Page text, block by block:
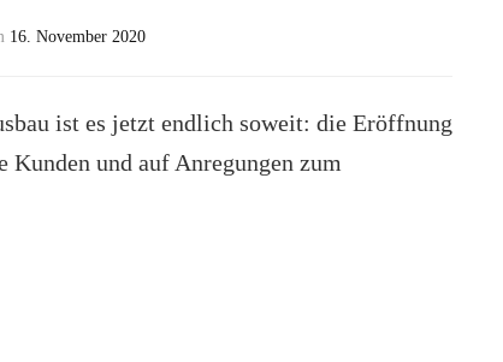
16. November 2020
ist es jetzt endlich soweit: die Eröffnung
und auf Anregungen zum